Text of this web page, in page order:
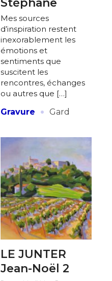
Stéphane
Mes sources
d’inspiration restent
inexorablement les
émotions et
sentiments que
suscitent les
rencontres, échanges
ou autres que […]
Gravure
· Gard
LE JUNTER
Jean-Noël 2